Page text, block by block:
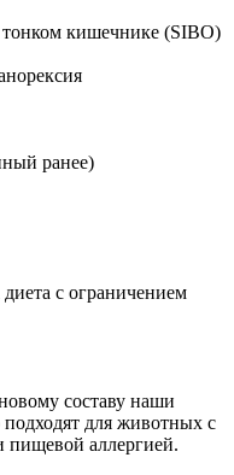
кишечнике (SIBO)
ранее)
с ограничением
составу наши
для животных с
пищевой аллергией.